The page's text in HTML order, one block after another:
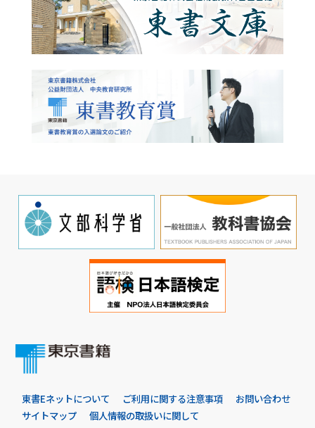
東書Eネットについて ご利用に関する注意事項
お問い合わせ
サイトマップ
個人情報の取扱いに関して